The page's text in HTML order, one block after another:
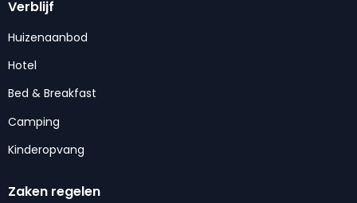
Verblijf
Huizenaanbod
Hotel
Bed & Breakfast
Camping
Kinderopvang
Zaken regelen